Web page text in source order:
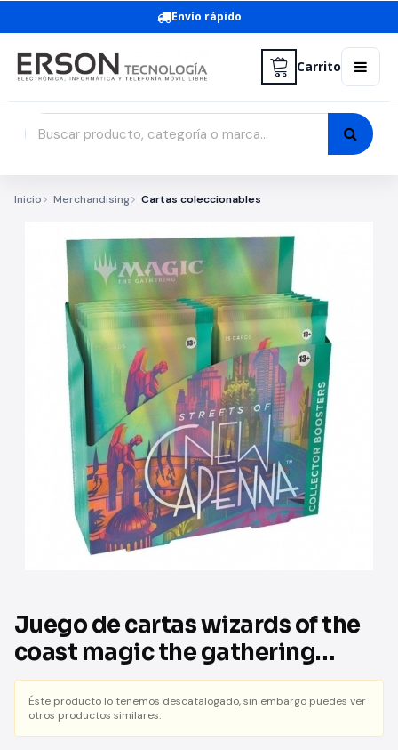
Envío rápido
Carrito
Inicio Merchandising Cartas coleccionables
Juego de cartas wizards of the
coast magic the gathering
streets of new capenna caja de
sobres de coleccionista (12)
inglés
Éste producto lo tenemos descatalogado, sin embargo puedes ver
otros productos similares.